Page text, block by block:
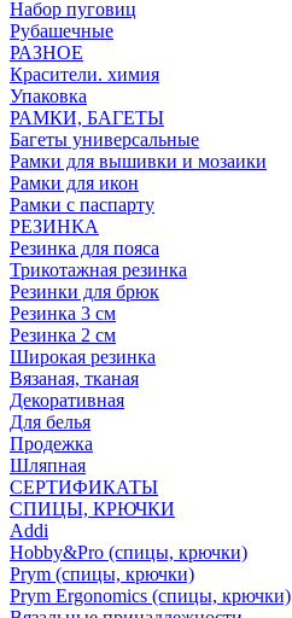
Набор пуговиц
Рубашечные
РАЗНОЕ
Красители. химия
Упаковка
РАМКИ, БАГЕТЫ
Багеты универсальные
Рамки для вышивки и мозаики
Рамки для икон
Рамки с паспарту
РЕЗИНКА
Резинка для пояса
Трикотажная резинка
Резинки для брюк
Резинка 3 см
Резинка 2 см
Широкая резинка
Вязаная, тканая
Декоративная
Для белья
Продежка
Шляпная
СЕРТИФИКАТЫ
СПИЦЫ, КРЮЧКИ
Addi
Hobby&Pro (спицы, крючки)
Prym (спицы, крючки)
Prym Ergonomics (спицы, крючки)